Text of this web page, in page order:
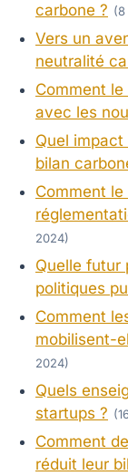
carbone ? (8
Vers un
neutralité
Comment
avec les
Quel
bilan
Comment
2024)
Quelle futur
politiques
Comment
mobilisent-
2024)
Quels
startups ?
Comment
réduit leur